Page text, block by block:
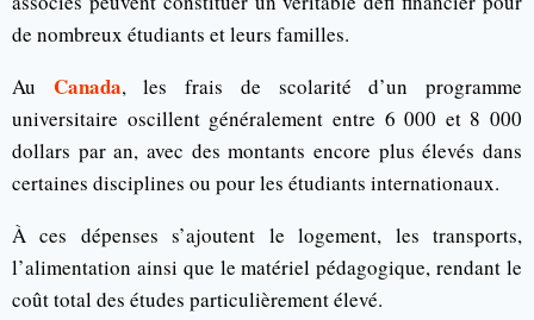
de nombreux étudiants et leurs familles.
Au Canada, les frais de scolarité d’un programme
universitaire oscillent généralement entre 6 000 et 8 000
dollars par an, avec des montants encore plus élevés dans
certaines disciplines ou pour les étudiants internationaux.
À ces dépenses s’ajoutent le logement, les transports,
l’alimentation ainsi que le matériel pédagogique, rendant le
coût total des études particulièrement élevé.